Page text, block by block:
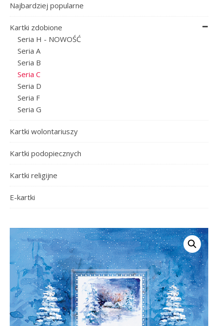
Najbardziej popularne
Kartki zdobione
Seria H - NOWOŚĆ
Seria A
Seria B
Seria C
Seria D
Seria F
Seria G
Kartki wolontariuszy
Kartki podopiecznych
Kartki religijne
E-kartki